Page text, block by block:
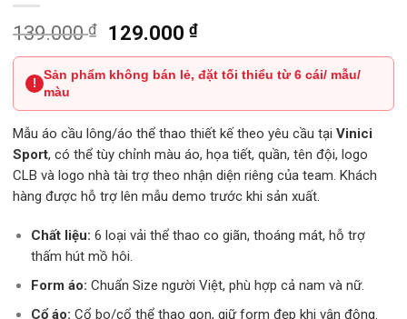
139.000₫
Giá
gốc
là:
139.000 ₫.
129.000 ₫Giá
hiện
tại
là:
129.000 ₫.
!
Sản phẩm không bán lẻ, đặt tối thiểu từ 6 cái/ mẫu/
màu
Mẫu áo cầu lông/áo thể thao thiết kế theo yêu cầu tại Vinici
Sport, có thể tùy chỉnh màu áo, họa tiết, quần, tên đội, logo
CLB và logo nhà tài trợ theo nhận diện riêng của team. Khách
hàng được hỗ trợ lên mẫu demo trước khi sản xuất.
Chất liệu: 6 loại vải thể thao co giãn, thoáng mát, hỗ trợ
thấm hút mồ hôi.
Form áo: Chuẩn Size người Việt, phù hợp cả nam và nữ.
Cổ áo: Cổ bo/cổ thể thao gọn, giữ form đẹp khi vận động.